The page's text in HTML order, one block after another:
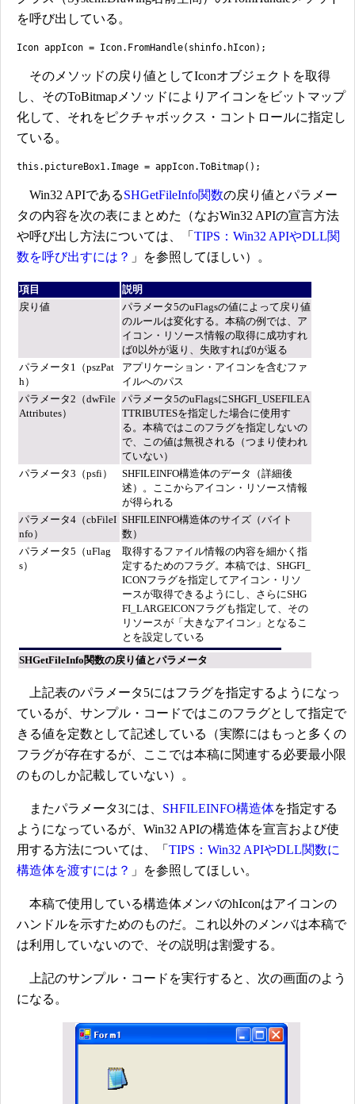
を呼び出している。
Icon appIcon = Icon.FromHandle(shinfo.hIcon);
そのメソッドの戻り値としてIconオブジェクトを取得
し、そのToBitmapメソッドによりアイコンをビットマップ
化して、それをピクチャボックス・コントロールに指定し
ている。
this.pictureBox1.Image = appIcon.ToBitmap();
Win32 APIであるSHGetFileInfo関数の戻り値とパラメー
タの内容を次の表にまとめた（なおWin32 APIの宣言方法
や呼び出し方法については、「 TIPS：Win32 APIやDLL関
数を呼び出すには？ 」を参照してほしい）。
項目
説明
戻り値
パラメータ5のuFlagsの値によって戻り値
のルールは変化する。本稿の例では、ア
イコン・リソース情報の取得に成功すれ
ば0以外が返り、失敗すれば0が返る
パラメータ1（pszPat
h）
アプリケーション・アイコンを含むファ
イルへのパス
パラメータ2（dwFile
Attributes）
パラメータ5のuFlagsにSHGFI_USEFILEA
TTRIBUTESを指定した場合に使用す
る。本稿ではこのフラグを指定しないの
で、この値は無視される（つまり使われ
ていない）
パラメータ3（psfi）
SHFILEINFO構造体のデータ（詳細後
述）。ここからアイコン・リソース情報
が得られる
パラメータ4（cbFileI
nfo）
SHFILEINFO構造体のサイズ（バイト
数）
パラメータ5（uFlag
s）
取得するファイル情報の内容を細かく指
定するためのフラグ。本稿では、SHGFI_
ICONフラグを指定してアイコン・リソ
ースが取得できるようにし、さらにSHG
FI_LARGEICONフラグも指定して、その
リソースが「大きなアイコン」となるこ
とを設定している
SHGetFileInfo関数の戻り値とパラメータ
上記表のパラメータ5にはフラグを指定するようになっ
ているが、サンプル・コードではこのフラグとして指定で
きる値を定数として記述している（実際にはもっと多くの
フラグが存在するが、ここでは本稿に関連する必要最小限
のものしか記載していない）。
またパラメータ3には、 SHFILEINFO構造体を指定する
ようになっているが、Win32 APIの構造体を宣言および使
用する方法については、「 TIPS：Win32 APIやDLL関数に
構造体を渡すには？ 」を参照してほしい。
本稿で使用している構造体メンバのhIconはアイコンの
ハンドルを示すためのものだ。これ以外のメンバは本稿で
は利用していないので、その説明は割愛する。
上記のサンプル・コードを実行すると、次の画面のよう
になる。